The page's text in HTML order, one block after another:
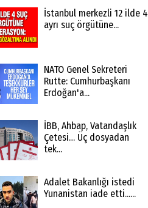
İstanbul merkezli 12 ilde 4
ayrı suç örgütüne...
NATO Genel Sekreteri
Rutte: Cumhurbaşkanı
Erdoğan'a...
İBB, Ahbap, Vatandaşlık
Çetesi… Üç dosyadan
tek...
Adalet Bakanlığı istedi
Yunanistan iade etti......